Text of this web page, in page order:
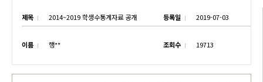
제목 2014~2019 학생수통계자료 공개 등록일 2019-07-03
이름 행** 조회수 19713